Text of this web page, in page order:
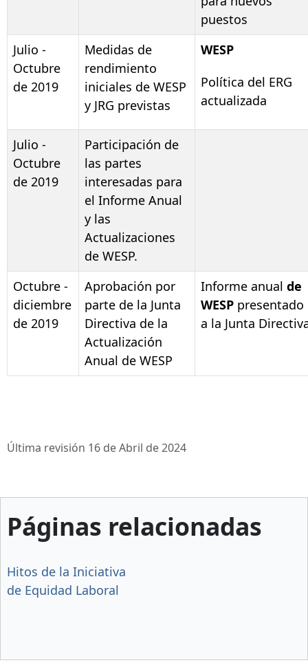
puestos
Julio -
Octubre
de 2019
Medidas de
rendimiento
iniciales de WESP
y JRG previstas
WESP
Política del ERG
actualizada
Julio -
Octubre
de 2019
Participación de
las partes
interesadas para
el Informe Anual
y las
Actualizaciones
de WESP.
Octubre -
diciembre
de 2019
Aprobación por
parte de la Junta
Directiva de la
Actualización
Anual de WESP
Informe anual de
WESP presentado
a la Junta
Última revisión 16 de Abril de 2024
Páginas relacionadas
Hitos de la Iniciativa
de Equidad Laboral